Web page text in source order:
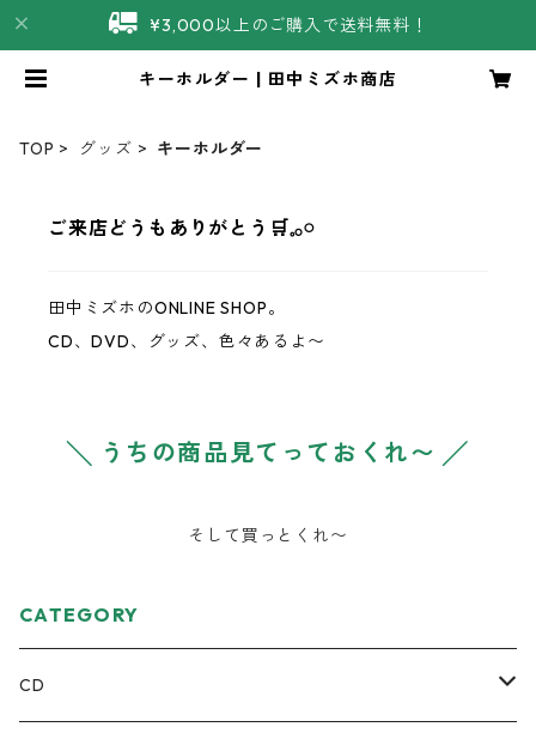
¥3,000以上のご購入で送料無料！
キーホルダー | 田中ミズホ商店
TOP グッズ キーホルダー
ご来店どうもありがとう‪‪🛒𓈒𓂂𓏸
田中ミズホのONLINE SHOP。
CD、DVD、グッズ、色々あるよ〜
╲ うちの商品見てっておくれ〜 ╱
そして買っとくれ〜
CATEGORY
CD